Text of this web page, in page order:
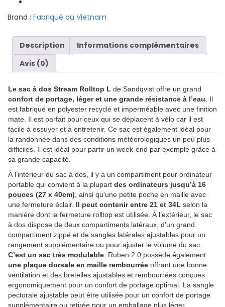
Brand : Fabriqué au Vietnam
Description
Informations complémentaires
Avis (0)
Le sac à dos Stream Rolltop L de Sandqvist offre un grand
confort de portage, léger et une grande résistance à l’eau. Il
est fabriqué en polyester recyclé et imperméable avec une finition
mate. Il est parfait pour ceux qui se déplacent à vélo car il est
facile à essuyer et à entretenir. Ce sac est également idéal pour
la randonnée dans des conditions météorologiques un peu plus
difficiles. Il est idéal pour partir un week-end par exemple grâce à
sa grande capacité.
À l’intérieur du sac à dos, il y a un compartiment pour ordinateur
portable qui convient à la plupart des ordinateurs jusqu’à 16
pouces (27 x 40cm), ainsi qu’une petite poche en maille avec
une fermeture éclair. Il peut contenir entre 21 et 34L selon la
manière dont la fermeture rolltop est utilisée. À l’extérieur, le sac
à dos dispose de deux compartiments latéraux, d’un grand
compartiment zippé et de sangles latérales ajustables pour un
rangement supplémentaire ou pour ajuster le volume du sac.
C’est un sac très modulable. Ruben 2.0 possède également
une plaque dorsale en maille rembourrée offrant une bonne
ventilation et des bretelles ajustables et rembourrées conçues
ergonomiquement pour un confort de portage optimal. La sangle
pectorale ajustable peut être utilisée pour un confort de portage
supplémentaire ou retirée pour un emballage plus léger.